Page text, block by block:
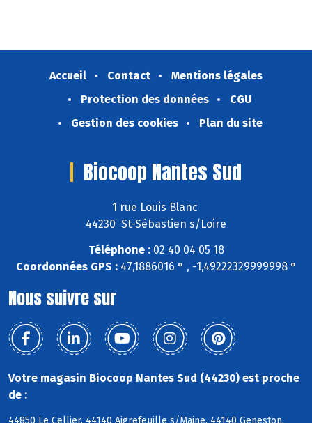
Accueil Contact
Mentions légales
Protection des données
CGU
Gestion des cookies
Plan du site
Biocoop Nantes Sud
1 rue Louis Blanc
44230 St-Sébastien s/Loire
Téléphone :02 40 04 05 18
Coordonnées GPS :47,1886016 ° , -1,49222329999998 °
Nous suivre sur
Votre magasin Biocoop Nantes Sud (44230) est proche
de :
44850 Le Cellier, 44140 Aigrefeuille s/Maine, 44140 Geneston,